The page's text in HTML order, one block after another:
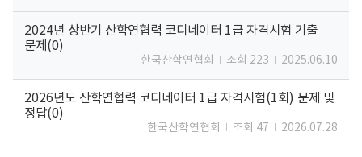
2024년 상반기 산학연협력 코디네이터 1급 자격시험 기출
문제(0)
한국산학연협회 조회 223 2025.06.10
2026년도 산학연협력 코디네이터 1급 자격시험(1회) 문제 및
정답(0)
한국산학연협회 조회 47 2026.07.28